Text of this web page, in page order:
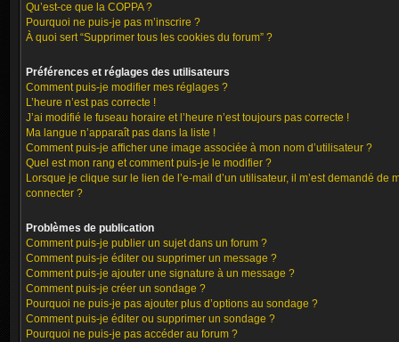
Qu’est-ce que la COPPA ?
Pourquoi ne puis-je pas m’inscrire ?
À quoi sert “Supprimer tous les cookies du forum” ?
Préférences et réglages des utilisateurs
Comment puis-je modifier mes réglages ?
L’heure n’est pas correcte !
J’ai modifié le fuseau horaire et l’heure n’est toujours pas correcte !
Ma langue n’apparaît pas dans la liste !
Comment puis-je afficher une image associée à mon nom d’utilisateur ?
Quel est mon rang et comment puis-je le modifier ?
Lorsque je clique sur le lien de l’e-mail d’un utilisateur, il m’est demandé de
connecter ?
Problèmes de publication
Comment puis-je publier un sujet dans un forum ?
Comment puis-je éditer ou supprimer un message ?
Comment puis-je ajouter une signature à un message ?
Comment puis-je créer un sondage ?
Pourquoi ne puis-je pas ajouter plus d’options au sondage ?
Comment puis-je éditer ou supprimer un sondage ?
Pourquoi ne puis-je pas accéder au forum ?